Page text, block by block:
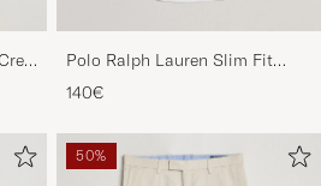
OP OP CAREOFCARL.DE
Polo Ralph Lauren Slim Fit
Shirt Oxford White
140€
50%